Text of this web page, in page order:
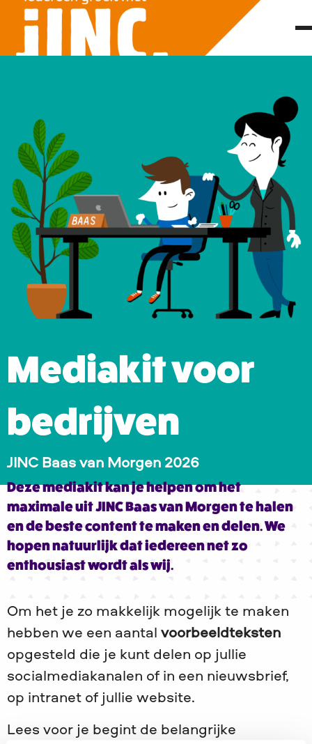
Mediakit voor
bedrijven
JINC Baas van Morgen 2026
Deze mediakit kan je helpen om het
maximale uit JINC Baas van Morgen te halen
en de beste content te maken en delen. We
hopen natuurlijk dat iedereen net zo
enthousiast wordt als wij.
Om het je zo makkelijk mogelijk te maken
hebben we een aantal voorbeeldteksten
opgesteld die je kunt delen op jullie
socialmediakanalen of in een nieuwsbrief,
op intranet of jullie website. ​
Lees voor je begint de belangrijke